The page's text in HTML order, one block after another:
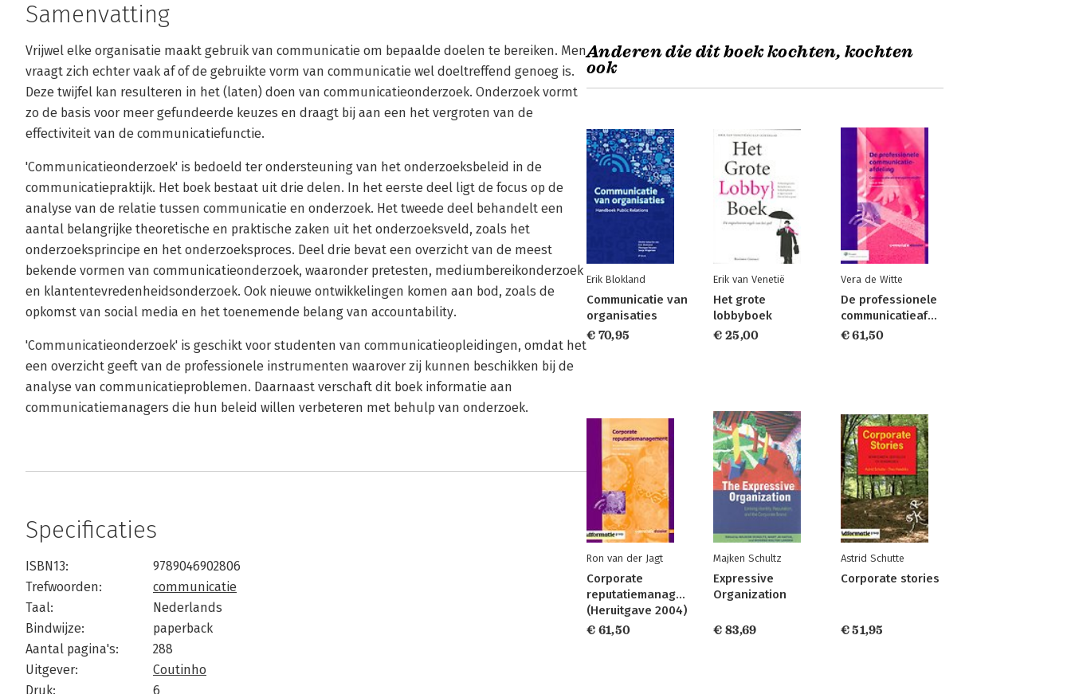
Samenvatting
Vrijwel elke organisatie maakt gebruik van communicatie om bepaalde doelen te bereiken. Men
vraagt zich echter vaak af of de gebruikte vorm van communicatie wel doeltreffend genoeg is.
Deze twijfel kan resulteren in het (laten) doen van communicatieonderzoek. Onderzoek vormt
zo de basis voor meer gefundeerde keuzes en draagt bij aan een het vergroten van de
effectiviteit van de communicatiefunctie.
'Communicatieonderzoek' is bedoeld ter ondersteuning van het onderzoeksbeleid in de
communicatiepraktijk. Het boek bestaat uit drie delen. In het eerste deel ligt de focus op de
analyse van de relatie tussen communicatie en onderzoek. Het tweede deel behandelt een
aantal belangrijke theoretische en praktische zaken uit het onderzoeksveld, zoals het
onderzoeksprincipe en het onderzoeksproces. Deel drie bevat een overzicht van de meest
bekende vormen van communicatieonderzoek, waaronder pretesten, mediumbereikonderzoek
en klantentevredenheidsonderzoek. Ook nieuwe ontwikkelingen komen aan bod, zoals de
opkomst van social media en het toenemende belang van accountability.
'Communicatieonderzoek' is geschikt voor studenten van communicatieopleidingen, omdat het
een overzicht geeft van de professionele instrumenten waarover zij kunnen beschikken bij de
analyse van communicatieproblemen. Daarnaast verschaft dit boek informatie aan
communicatiemanagers die hun beleid willen verbeteren met behulp van onderzoek.
Specificaties
ISBN13:
9789046902806
Trefwoorden:
communicatie
Taal:
Nederlands
Bindwijze:
paperback
Aantal pagina's:
288
Uitgever:
Coutinho
Druk:
6
Anderen die dit boek kochten, kochten
ook
Erik Blokland
Communicatie van
organisaties
€ 70,95
Erik van Venetië
Het grote
lobbyboek
€ 25,00
Vera de Witte
De professionele
communicatieafdeling
€ 61,50
Ron van der Jagt
Corporate
reputatiemanagement
(Heruitgave 2004)
€ 61,50
Majken Schultz
Expressive
Organization
€ 83,69
Astrid Schutte
Corporate stories
€ 51,95